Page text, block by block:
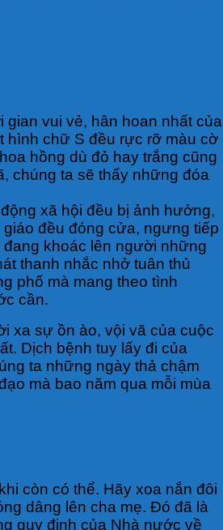
vui vẻ, hân hoan nhất của
hình chữ S đều rực rỡ màu cờ
hồng dù đỏ hay trắng cũng
chúng ta sẽ thấy những đóa
xã hội đều bị ảnh hưởng,
đều đóng cửa, ngưng tiếp
khoác lên người những
thanh nhắc nhở tuân thủ
phố mà mang theo tình
cần.
xa sự ồn ào, vội vã của cuộc
Dịch bệnh tuy lấy đi của
ta những ngày thả chậm
mà bao năm qua mỗi mùa
còn có thể. Hãy xoa nắn đôi
dâng lên cha mẹ. Đó đã là
quy định của Nhà nước về